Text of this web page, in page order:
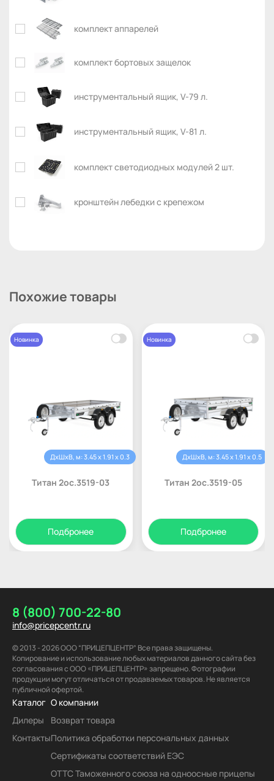
комплект аппарелей
комплект бортовых защелок
инструментальный ящик, V-79 л.
инструментальный ящик, V-81 л.
комплект светодиодных модулей 2 шт.
кронштейн лебедки с крепежом
Похожие товары
Новинка
ДхШхВ, м: 3.45 x 1.91 x 0.3
Титан 2ос.3519-03
Подбронее
Новинка
ДхШхВ, м: 3.45 x 1.91 x 0.5
Титан 2ос.3519-05
Подбронее
8 (800) 700-22-80
info@pricepcentr.ru
© 2013 - 2026 ООО “ПРИЦЕПЦЕНТР” Все права защищены.
Копирование и использование любых материалов данного сайта без
согласования с ООО «ПРИЦЕПЦЕНТР» запрещено. Фотографии
продукции могут отличаться от продаваемых товаров. Не является
публичной офертой.
Каталог
Дилеры
Контакты
О компании
Возврат товара
Политика обработки персональных данных
Сертификаты соответствий ЕЭС
ОТТС Таможенного союза на одноосные прицепы